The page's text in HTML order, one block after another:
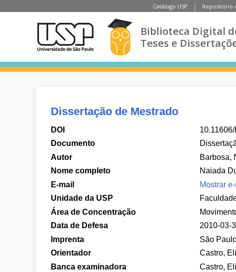
Catálogo USP Repositório
Biblioteca Digital
Teses e
Dissertação de Mestrado
DOI
Documento
Autor
Barbosa,
Nome completo
Naiada
E-mail
Mostrar e-
Unidade da USP
Área de Concentração
Data de Defesa
2010-03-
Imprenta
São
Orientador
Castro,
Banca examinadora
Castro,